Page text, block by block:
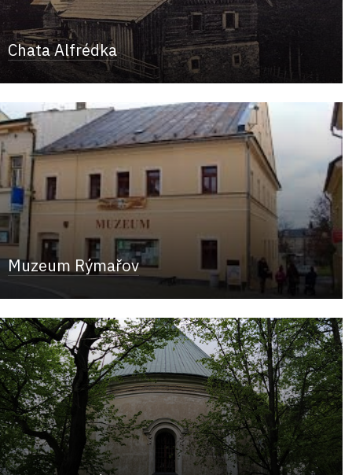
Chata Alfrédka
Muzeum Rýmařov